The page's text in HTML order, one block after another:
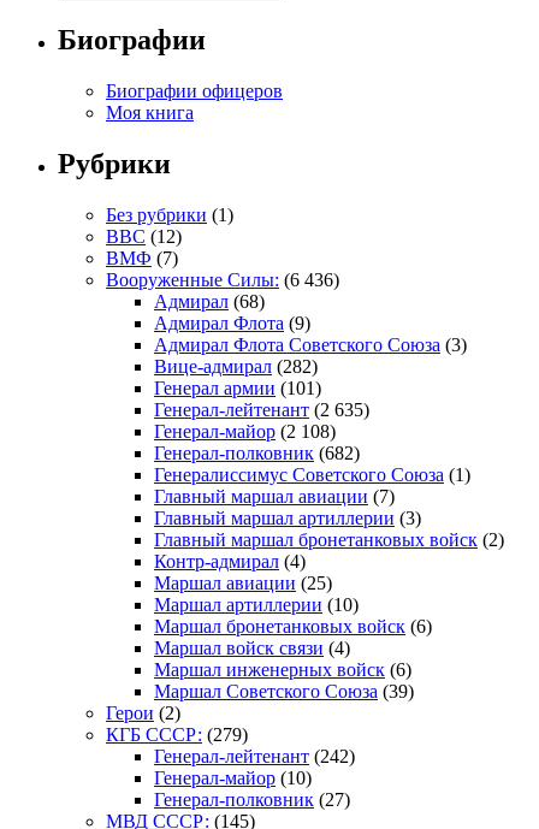
Биографии
Биографии офицеров
Моя книга
Рубрики
Без рубрики (1)
ВВС (12)
ВМФ (7)
Вооруженные Силы: (6 436)
Адмирал (68)
Адмирал Флота (9)
Адмирал Флота Советского Союза (3)
Вице-адмирал (282)
Генерал армии (101)
Генерал-лейтенант (2 635)
Генерал-майор (2 108)
Генерал-полковник (682)
Генералиссимус Советского Союза (1)
Главный маршал авиации (7)
Главный маршал артиллерии (3)
Главный маршал бронетанковых войск (2)
Контр-адмирал (4)
Маршал авиации (25)
Маршал артиллерии (10)
Маршал бронетанковых войск (6)
Маршал войск связи (4)
Маршал инженерных войск (6)
Маршал Советского Союза (39)
Герои (2)
КГБ СССР: (279)
Генерал-лейтенант (242)
Генерал-майор (10)
Генерал-полковник (27)
МВД СССР: (145)